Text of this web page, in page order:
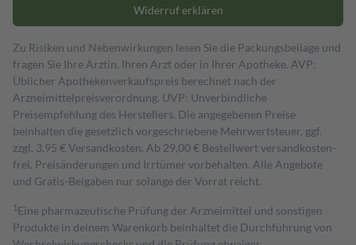
Widerruf erklären
Zu Risiken und Nebenwirkungen lesen Sie die Packungsbeilage und
fragen Sie Ihre Ärztin, Ihren Arzt oder in Ihrer Apotheke. AVP:
Üblicher Apothekenverkaufspreis berechnet nach der
Arzneimittelpreisverordnung. UVP: Unverbindliche
Preisempfehlung des Herstellers. Die angegebenen Preise
beinhalten die gesetzlich vorgeschriebene Mehrwertsteuer, ggf.
zzgl. 3,95 € Versandkosten. Ab 29,00 € Bestell­wert versand­kosten­
frei. Preisänderungen und Irrtümer vorbehalten. Alle Angebote
und Gratis-Beigaben nur solange der Vorrat reicht.
1 Eine pharmazeutische Prüfung der Arzneimittel und sonstigen
Produkte in deinem Warenkorb beinhaltet die Durchführung von